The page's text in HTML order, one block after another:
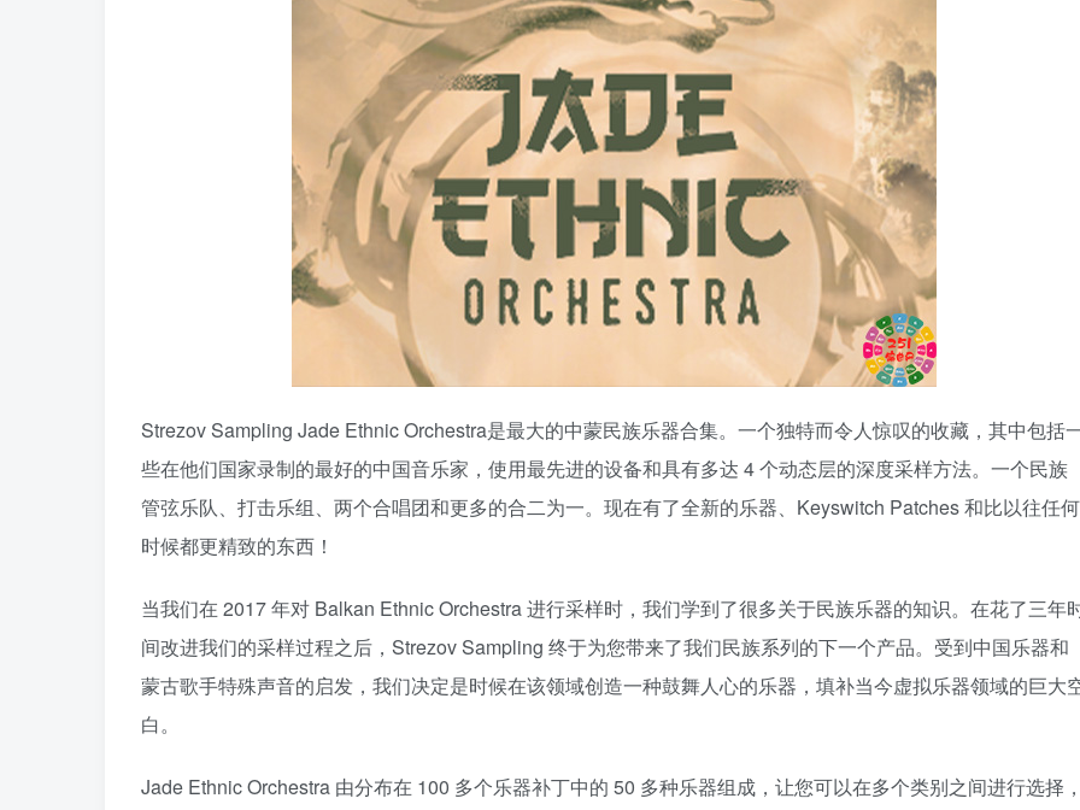
Strezov Sampling Jade Ethnic Orchestra是最大的中蒙民族乐器合集。一个独特而令人惊叹的收藏，其中包括
些在他们国家录制的最好的中国音乐家，使用最先进的设备和具有多达 4 个动态层的深度采样方法。一个民族
管弦乐队、打击乐组、两个合唱团和更多的合二为一。现在有了全新的乐器、Keyswitch Patches 和比以往任何
时候都更精致的东西！
当我们在 2017 年对 Balkan Ethnic Orchestra 进行采样时，我们学到了很多关于民族乐器的知识。在花了三年
间改进我们的采样过程之后，Strezov Sampling 终于为您带来了我们民族系列的下一个产品。受到中国乐器和
蒙古歌手特殊声音的启发，我们决定是时候在该领域创造一种鼓舞人心的乐器，填补当今虚拟乐器领域的巨大
白。
Jade Ethnic Orchestra 由分布在 100 多个乐器补丁中的 50 多种乐器组成，让您可以在多个类别之间进行选择